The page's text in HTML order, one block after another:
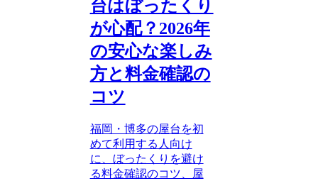
台はぼったくり
が心配？2026年
の安心な楽しみ
方と料金確認の
コツ
福岡・博多の屋台を初
めて利用する人向け
に、ぼったくりを避け
る料金確認のコツ、屋